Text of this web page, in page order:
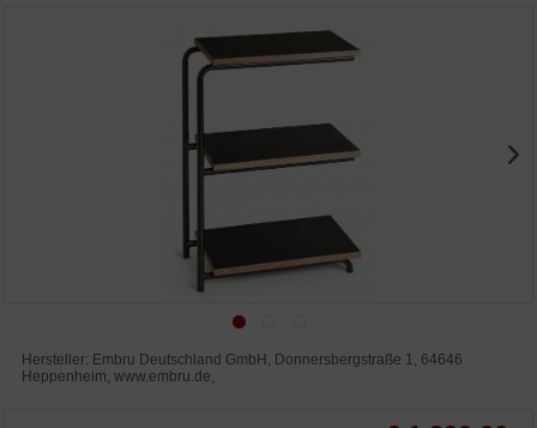
Hersteller: Embru Deutschland GmbH, Donnersbergstraße 1, 64646
Heppenheim, www.embru.de,